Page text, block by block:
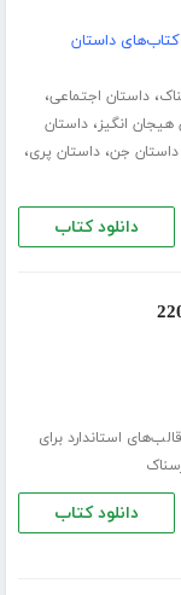
کتاب‌های داستان
،داستان اجتماعی،
هیجان انگیز،داستان
داستان جن،داستان پری،
دانلود کتاب
قالب‌های استاندارد برای
دانلود کتاب